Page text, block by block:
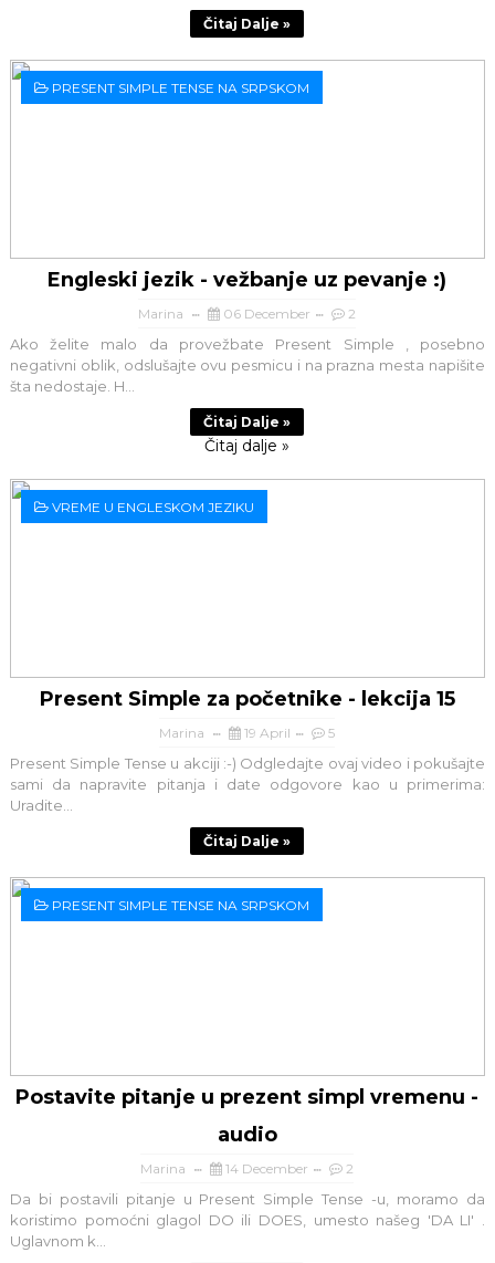
Čitaj Dalje »
PRESENT SIMPLE TENSE NA SRPSKOM
Engleski jezik - vežbanje uz pevanje :)
Marina 06 December 2
Ako želite malo da provežbate Present Simple , posebno
negativni oblik, odslušajte ovu pesmicu i na prazna mesta napišite
šta nedostaje. H...
Čitaj Dalje »
Čitaj dalje »
VREME U ENGLESKOM JEZIKU
Present Simple za početnike - lekcija 15
Marina 19 April 5
Present Simple Tense u akciji :-) Odgledajte ovaj video i pokušajte
sami da napravite pitanja i date odgovore kao u primerima:
Uradite...
Čitaj Dalje »
PRESENT SIMPLE TENSE NA SRPSKOM
Postavite pitanje u prezent simpl vremenu -
audio
Marina 14 December 2
Da bi postavili pitanje u Present Simple Tense -u, moramo da
koristimo pomoćni glagol DO ili DOES, umesto našeg 'DA LI' .
Uglavnom k...